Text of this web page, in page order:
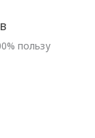
пользу